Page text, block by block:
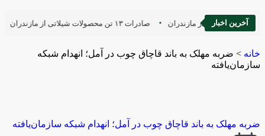
آخرین اخبار
سارقان سریالی در مازندران صادرات ۱۳ تن محصولات شیلاتی از مازندران
خانه > ضربه مهلک به باند قاچاق چوب در آمل؛ انهدام شبکه
سازمان‌یافته
ضربه مهلک به باند قاچاق چوب در آمل؛ انهدام شبکه سازمان‌یافته